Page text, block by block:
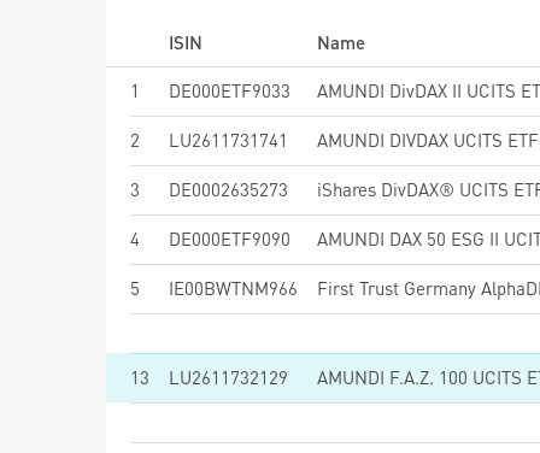
ISIN
Name
1
DE000ETF9033 AMUNDI DivDAX II UCITS
2 LU2611731741 AMUNDI DIVDAX UCITS
3 DE0002635273 iShares DivDAX® UCITS
4 DE000ETF9090 AMUNDI DAX 50 ESG II
5 IE00BWTNM966 First Trust Germany
13 LU2611732129 AMUNDI F.A.Z. 100 UCITS